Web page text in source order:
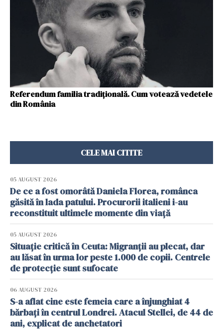
Referendum familia tradițională. Cum votează vedetele
din România
CELE MAI CITITE
05 AUGUST 2026
De ce a fost omorâtă Daniela Florea, românca
găsită în lada patului. Procurorii italieni i-au
reconstituit ultimele momente din viață
05 AUGUST 2026
Situație critică în Ceuta: Migranții au plecat, dar
au lăsat în urma lor peste 1.000 de copii. Centrele
de protecție sunt sufocate
06 AUGUST 2026
S-a aflat cine este femeia care a înjunghiat 4
bărbați în centrul Londrei. Atacul Stellei, de 44 de
ani, explicat de anchetatori